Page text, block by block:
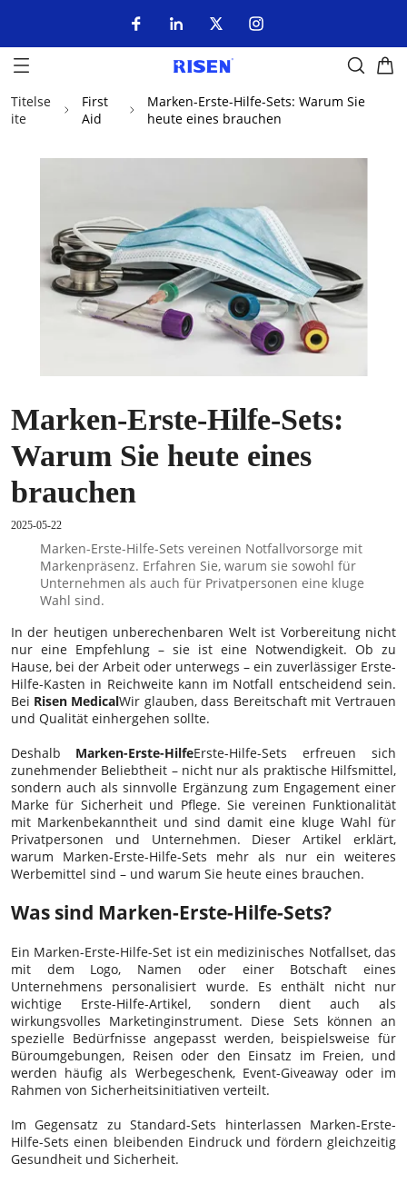
Titelse
ite
First
Aid
Marken-Erste-Hilfe-Sets: Warum Sie
heute eines brauchen
Marken-Erste-Hilfe-Sets:
Warum Sie heute eines
brauchen
2025-05-22
Marken-Erste-Hilfe-Sets vereinen Notfallvorsorge mit
Markenpräsenz. Erfahren Sie, warum sie sowohl für
Unternehmen als auch für Privatpersonen eine kluge
Wahl sind.
In der heutigen unberechenbaren Welt ist Vorbereitung nicht
nur eine Empfehlung – sie ist eine Notwendigkeit. Ob zu
Hause, bei der Arbeit oder unterwegs – ein zuverlässiger Erste-
Hilfe-Kasten in Reichweite kann im Notfall entscheidend sein.
Bei Risen MedicalWir glauben, dass Bereitschaft mit Vertrauen
und Qualität einhergehen sollte.
Deshalb Marken-Erste-HilfeErste-Hilfe-Sets erfreuen sich
zunehmender Beliebtheit – nicht nur als praktische Hilfsmittel,
sondern auch als sinnvolle Ergänzung zum Engagement einer
Marke für Sicherheit und Pflege. Sie vereinen Funktionalität
mit Markenbekanntheit und sind damit eine kluge Wahl für
Privatpersonen und Unternehmen. Dieser Artikel erklärt,
warum Marken-Erste-Hilfe-Sets mehr als nur ein weiteres
Werbemittel sind – und warum Sie heute eines brauchen.
Was sind Marken-Erste-Hilfe-Sets?
Ein Marken-Erste-Hilfe-Set ist ein medizinisches Notfallset, das
mit dem Logo, Namen oder einer Botschaft eines
Unternehmens personalisiert wurde. Es enthält nicht nur
wichtige Erste-Hilfe-Artikel, sondern dient auch als
wirkungsvolles Marketinginstrument. Diese Sets können an
spezielle Bedürfnisse angepasst werden, beispielsweise für
Büroumgebungen, Reisen oder den Einsatz im Freien, und
werden häufig als Werbegeschenk, Event-Giveaway oder im
Rahmen von Sicherheitsinitiativen verteilt.
Im Gegensatz zu Standard-Sets hinterlassen Marken-Erste-
Hilfe-Sets einen bleibenden Eindruck und fördern gleichzeitig
Gesundheit und Sicherheit.